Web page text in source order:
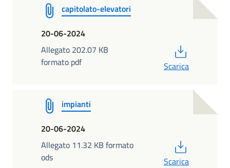
capitolato-elevatori
20-06-2024
Allegato 202.07 KB
formato pdf
Scarica
impianti
20-06-2024
Allegato 11.32 KB formato
ods
Scarica